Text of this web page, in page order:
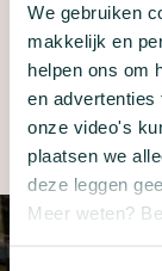
We gebruiken
makkelijk en
helpen ons om
en advertenties
onze video's
plaatsen we
deze leggen
Meer weten?
als soorten
de natuur is
niet zonder
zoals geplant.